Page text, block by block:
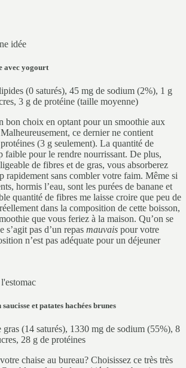
idée
avec yogourt
(0 saturés), 45 mg de sodium (2%), 1 g
3 g de protéine (taille moyenne)
bon choix en optant pour un smoothie aux
ce dernier ne contient
(3 g seulement). La quantité de
faible pour le rendre nourrissant. De plus,
de fibres et de gras, vous absorberez
rapidement sans combler votre faim. Même si
hormis l’eau, sont les purées de banane et
quantité de fibres me laisse croire que peu de
dans la composition de cette boisson,
que vous feriez à la maison. Qu’on se
pas d’un repas mauvais pour votre
n’est pas adéquate pour un déjeuner
et patates hachées brunes
gras (14 saturés), 1330 mg de sodium (55%), 8
28 g de protéines
chaise au bureau? Choisissez ce très très